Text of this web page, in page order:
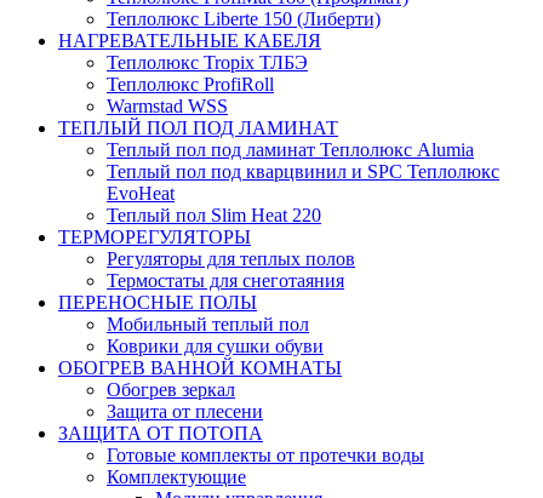
Теплолюкс Liberte 150 (Либерти)
НАГРЕВАТЕЛЬНЫЕ КАБЕЛЯ
Теплолюкс Tropix ТЛБЭ
Теплолюкс ProfiRoll
Warmstad WSS
ТЕПЛЫЙ ПОЛ ПОД ЛАМИНАТ
Теплый пол под ламинат Теплолюкс Alumia
Теплый пол под кварцвинил и SPC Теплолюкс
EvoHeat
Теплый пол Slim Heat 220
ТЕРМОРЕГУЛЯТОРЫ
Регуляторы для теплых полов
Термостаты для снеготаяния
ПЕРЕНОСНЫЕ ПОЛЫ
Мобильный теплый пол
Коврики для сушки обуви
ОБОГРЕВ ВАННОЙ КОМНАТЫ
Обогрев зеркал
Защита от плесени
ЗАЩИТА ОТ ПОТОПА
Готовые комплекты от протечки воды
Комплектующие